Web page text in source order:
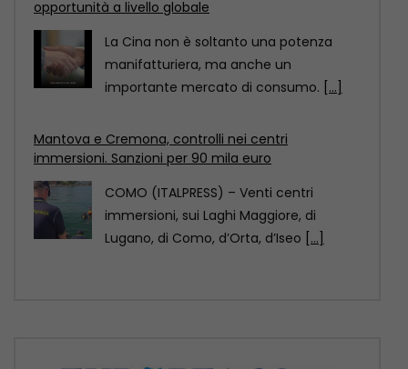
COMO (ITALPRESS) – Venti centri
immersioni, sui Laghi Maggiore, di
Lugano, di Como, d’Orta, d’Iseo
dell’architettura 2029
Pechino è stata designata Capitale
mondiale dell’architettura Unesco-Uia
(Unione internazionale degli architetti)
2029, come annunciato[...]